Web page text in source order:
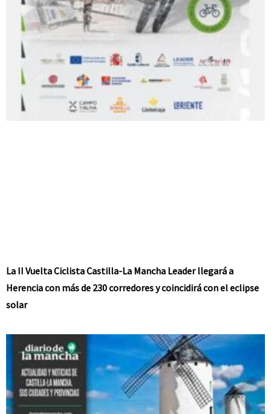
La II Vuelta Ciclista Castilla-La Mancha Leader llegará a
Herencia con más de 230 corredores y coincidirá con el eclipse
solar